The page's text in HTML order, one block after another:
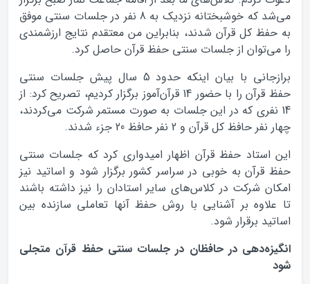
می‌شد که خوشبختانه نزدیک به 8 نفر در جلسات سنتی موفق
به حفظ کل قرآن شدند، بنابراین من معتقدم نتایج ارزشمندی
را می‌توان از جلسات سنتی حفظ قرآن حاصل کرد.
برازجانی با بیان اینکه حدود 5 سال پیش جلسات سنتی
حفظ قرآن را با حضور 14 قرآن‌آموز برگزار کردیم، تصریح کرد: از
14 نفری که در این جلسات به صورت مستمر شرکت می‌کردند،
چهار نفر حافظ کل قرآن و 2 نفر حافظ 20 جزء شدند.
این استاد حفظ قرآن اظهار امیدواری کرد که جلسات سنتی
حفظ قرآن به خوبی در سراسر کشور برگزار شود و اساتید نیز
امکان شرکت در کلاس‌های سایر استادان را نیز داشته باشند
تا علاوه بر آشنایی با روش حفظ آنها تعاملی سازنده بین
اساتید برقرار شود.
انگیزه‌دهی در حافظان در جلسات سنتی حفظ قرآن متجلی
شود